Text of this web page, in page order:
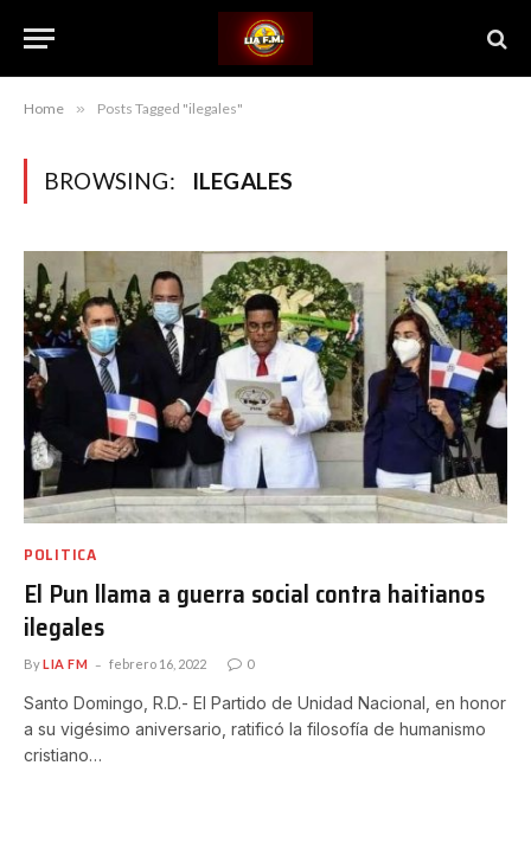
Home » Posts Tagged "ilegales"
BROWSING: ILEGALES
POLITICA
El Pun llama a guerra social contra haitianos
ilegales
ByLIA FM febrero 16, 2022 0
Santo Domingo, R.D.- El Partido de Unidad Nacional, en honor
a su vigésimo aniversario, ratificó la filosofía de humanismo
cristiano…